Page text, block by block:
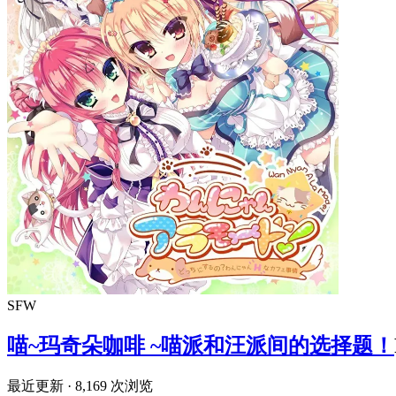
SFW
喵~玛奇朵咖啡 ~喵派和汪派间的选择题！
最近更新 · 8,169 次浏览